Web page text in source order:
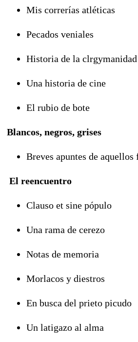
Mis correrías atléticas
Pecados veniales
Historia de la clrgymanidad
Una historia de cine
El rubio de bote
Blancos, negros, grises
Breves apuntes de aquellos
El reencuentro
Clauso et sine pópulo
Una rama de cerezo
Notas de memoria
Morlacos y diestros
En busca del prieto picudo
Un latigazo al alma